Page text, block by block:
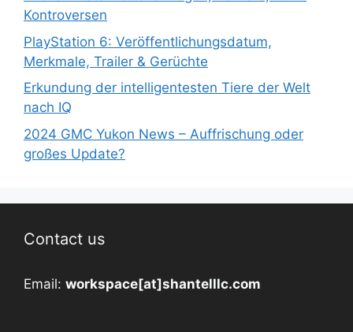
Kontroversen
PlayStation 6: Veröffentlichungsdatum,
Merkmale, Trailer & Gerüchte
Erkundung der intelligentesten Tiere der Welt
nach IQ
2024 GMC Yukon News – Auffrischung oder
großes Update?
Contact us
Email: workspace[at]shantelllc.com